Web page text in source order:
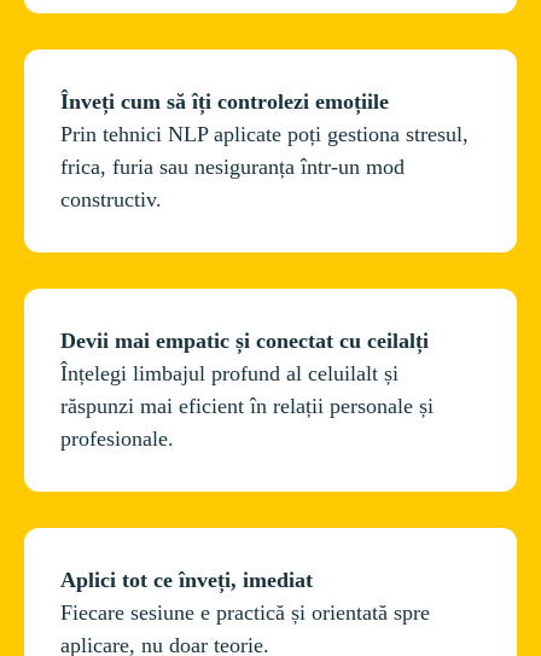
Prin tehnici NLP aplicate poți gestiona stresul,
frica, furia sau nesiguranța într-un mod
Înțelegi limbajul profund al celuilalt și
răspunzi mai eficient în relații personale și
Fiecare sesiune e practică și orientată spre